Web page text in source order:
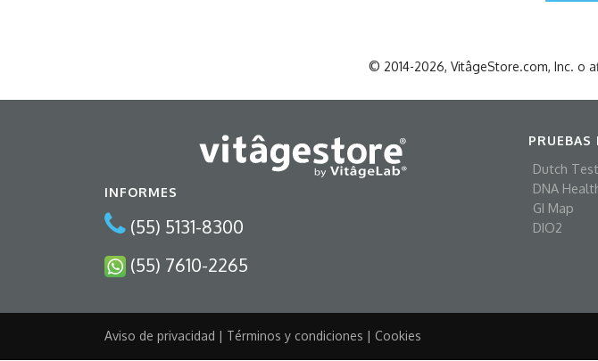
© 2014-2026, VitâgeStore.com, Inc. o
INFORMES
(55) 5131-8300
(55) 7610-2265
PRUEBAS
Dutch
DNA
GI Map
DIO2
Aviso de privacidad | Términos y condiciones | Cookies